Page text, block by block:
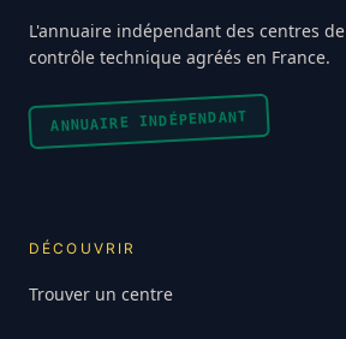
L'annuaire indépendant des centres de
contrôle technique agréés en France.
ANNUAIRE INDÉPENDANT
DÉCOUVRIR
Trouver un centre